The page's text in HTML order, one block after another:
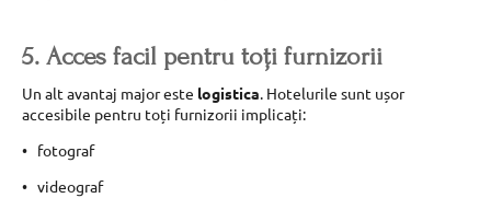
5. Acces facil pentru toți furnizorii
Un alt avantaj major este logistica. Hotelurile sunt ușor
accesibile pentru toți furnizorii implicați:
fotograf
videograf